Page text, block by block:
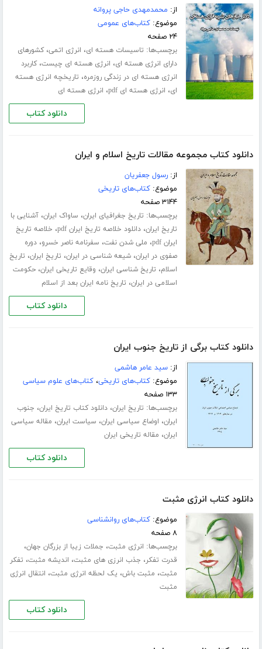
از: محمدمهدی حاجی پروانه
موضوع:کتاب‌های عمومی
۲۴ صفحه
برچسب‌ها: تاسیسات هسته ای، انرژی اتمی،کشورهای
دارای انرژی هسته ای، انرژی هسته ای چیست،کاربرد
انرژی هسته ای در زندگی روزمره، تاریخچه انرژی هسته
ای، انرژی هسته ای pdf ، انرژی هسته ای
دانلود کتاب
دانلود کتاب مجموعه مقالات تاریخ اسلام و ایران
از:رسول جعفریان
موضوع:کتاب‌های تاریخی
۳۱۴۴ صفحه
برچسب‌ها: تاریخ جغرافیای ایران، ساواک ایران،آشنایی با
تاریخ ایران،دانلود خلاصه تاریخ ایران pdf ، خلاصه تاریخ
ایران pdf
، ملی شدن نفت، سفرنامه ناصر خسرو،دوره
صفوی در ایران،شیعه شناسی در ایران، تاریخ ایران، تاریخ
اسلام، تاریخ شناسی ایران، وقایع تاریخی ایران،حکومت
اسلامی در ایران، تاریخ نامه ایران بعد از اسلام
دانلود کتاب
دانلود کتاب برگی از تاریخ جنوب ایران
از:سید عامر هاشمی
موضوع:کتاب‌های تاریخی،کتاب‌های علوم سیاسی
۱۳۳ صفحه
برچسب‌ها: تاریخ ایران،دانلود کتاب تاریخ ایران، جنوب
ایران، اوضاع سیاسی ایران، سیاست ایران، مقاله سیاسی
ایران، مقاله تاریخی ایران
دانلود کتاب
دانلود کتاب انرژی مثبت
موضوع:کتاب‌های روانشناسی
۸ صفحه
برچسب‌ها: انرژی مثبت، جملات زیبا از بزرگان جهان،
قدرت تفکر، جذب انرزی های مثبت، اندیشه مثبت، تفکر
مثبت، مثبت باش، یک لحظه انرژی مثبت، انتقال انرژی
مثبت
دانلود کتاب